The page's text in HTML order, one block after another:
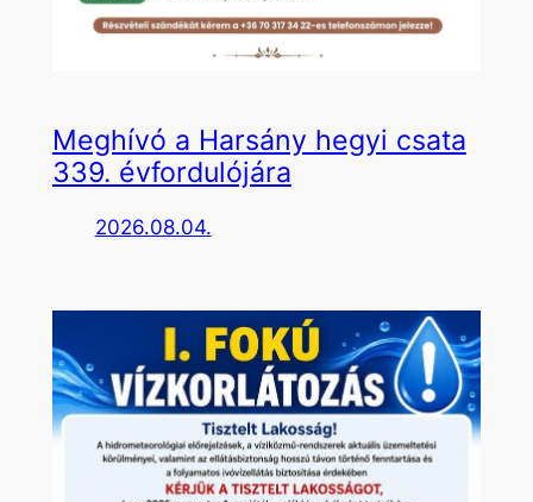
Meghívó a Harsány hegyi csata
339. évfordulójára
2026.08.04.